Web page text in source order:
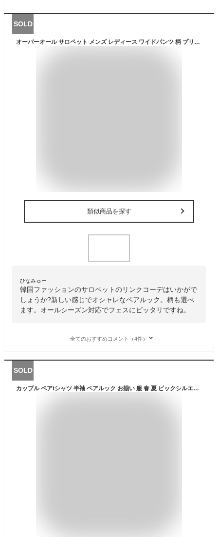
SOLD
オーバーオール サロペット メンズ レディース ワイドパンツ 柄 プリント つなぎ オールインワン 韓国 ファッション 春 ペアルック カップル 春 お揃い 服 メンズ レディース 春服 リンクコーデ シミラールック お揃いコーデ 夏 秋 冬 フリーサイズ ゆったり 大きいサイズ
類似商品を探す
ひなみゅー
韓国ファッションのサロペットのリンクコーデはいかがで
しょうか?新しい感じでオシャレなペアルック。柄も選べ
ます。オールシーズン対応でフェスにピッタリですね。
全てのおすすめコメント（4件）
SOLD
カップル ペアtシャツ 半袖 ペアルック お揃い 服 春 夏 ビックシルエット tシャツ 綿100％ コットン100％ 韓国ファッション デート おでかけコーデ おそろ オルチャンファッション 韓国服 リンクコーデ